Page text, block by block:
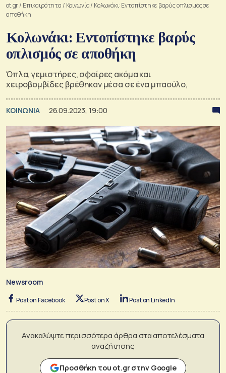
ot.gr/ Επικαιρότητα / Κοινωνία/ Κολωνάκι: Εντοπίστηκε βαρύς οπλισμός σε
αποθήκη
Κολωνάκι: Εντοπίστηκε βαρύς
οπλισμός σε αποθήκη
Όπλα, γεμιστήρες, σφαίρες ακόμα και
χειροβομβίδες βρέθηκαν μέσα σε ένα μπαούλο,
ΚΟΙΝΩΝΙΑ 26.09.2023, 19:00
Newsroom
Post on Facebook Post on X Post on LinkedIn
Ανακαλύψτε περισσότερα άρθρα στα αποτελέσματα
αναζήτησης
Προσθήκη του ot.gr στην Google